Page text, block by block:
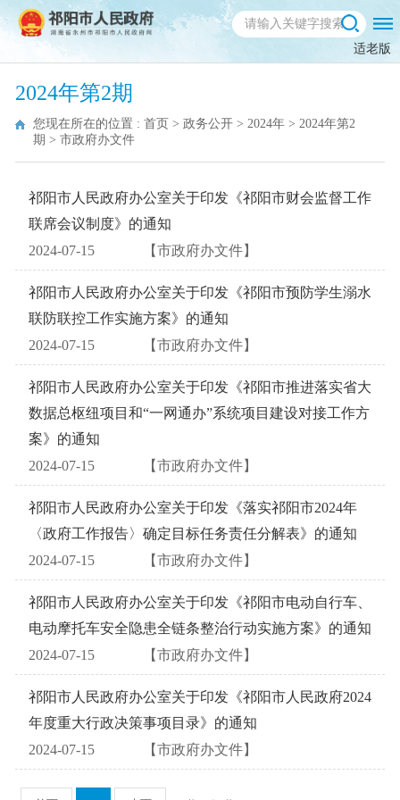
适老版
2024年第2期
您现在所在的位置 : 首页 > 政务公开 > 2024年 > 2024年第2
期 > 市政府办文件
祁阳市人民政府办公室关于印发《祁阳市财会监督工作
联席会议制度》的通知
2024-07-15
【市政府办文件】
祁阳市人民政府办公室关于印发《祁阳市预防学生溺水
联防联控工作实施方案》的通知
2024-07-15
【市政府办文件】
祁阳市人民政府办公室关于印发《祁阳市推进落实省大
数据总枢纽项目和“一网通办”系统项目建设对接工作方
案》的通知
2024-07-15
【市政府办文件】
祁阳市人民政府办公室关于印发《落实祁阳市2024年
〈政府工作报告〉确定目标任务责任分解表》的通知
2024-07-15
【市政府办文件】
祁阳市人民政府办公室关于印发《祁阳市电动自行车、
电动摩托车安全隐患全链条整治行动实施方案》的通知
2024-07-15
【市政府办文件】
祁阳市人民政府办公室关于印发《祁阳市人民政府2024
年度重大行政决策事项目录》的通知
2024-07-15
【市政府办文件】